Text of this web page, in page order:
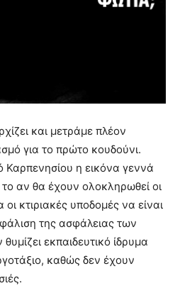
και μετράμε πλέον
για το πρώτο κουδούνι.
Καρπενησίου η εικόνα γεννά
αν θα έχουν ολοκληρωθεί οι
κτιριακές υποδομές να είναι
της ασφάλειας των
εκπαιδευτικό ίδρυμα
καθώς δεν έχουν